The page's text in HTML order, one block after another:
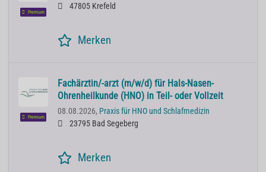
Premium
47805 Krefeld
Merken
Premium
Fachärztin/-arzt (m/w/d) für Hals-Nasen-
Ohrenheilkunde (HNO) in Teil- oder Vollzeit
08.08.2026, Praxis für HNO und Schlafmedizin
23795 Bad Segeberg
Merken